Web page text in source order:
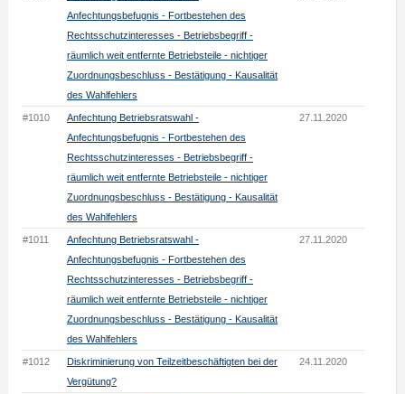
Anfechtungsbefugnis - Fortbestehen des
Rechtsschutzinteresses - Betriebsbegriff -
räumlich weit entfernte Betriebsteile - nichtiger
Zuordnungsbeschluss - Bestätigung - Kausalität
des Wahlfehlers
#1010
Anfechtung Betriebsratswahl -
Anfechtungsbefugnis - Fortbestehen des
Rechtsschutzinteresses - Betriebsbegriff -
räumlich weit entfernte Betriebsteile - nichtiger
Zuordnungsbeschluss - Bestätigung - Kausalität
des Wahlfehlers
27.11.2020
#1011
Anfechtung Betriebsratswahl -
Anfechtungsbefugnis - Fortbestehen des
Rechtsschutzinteresses - Betriebsbegriff -
räumlich weit entfernte Betriebsteile - nichtiger
Zuordnungsbeschluss - Bestätigung - Kausalität
des Wahlfehlers
27.11.2020
#1012
Diskriminierung von Teilzeitbeschäftigten bei der
Vergütung?
24.11.2020